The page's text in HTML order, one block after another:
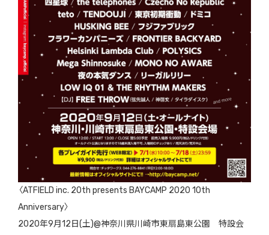
〈ATFIELD inc. 20th presents BAYCAMP 2020 10th
Anniversary〉
2020年9月12日(土)@神奈川県川崎市東扇島東公園 特設会